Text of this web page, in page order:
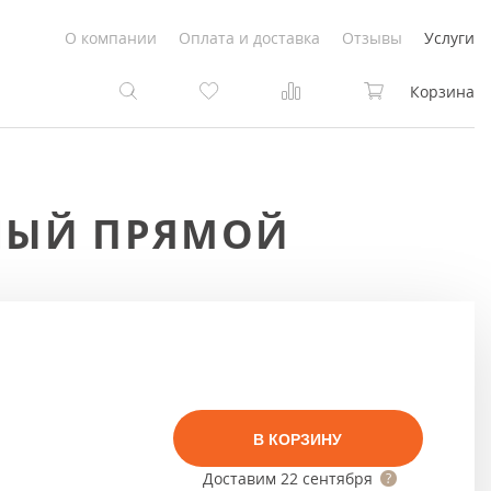
О компании Оплата и доставка Отзывы Услуги
Белые
под покраску
Корзина
ПРЯМОЙ
В КОРЗИНУ
Доставим 22 сентября